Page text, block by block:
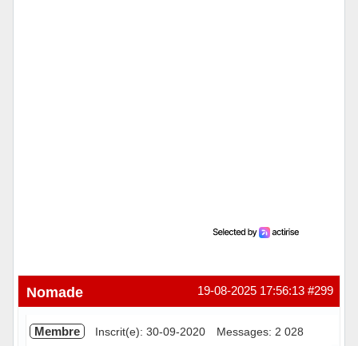
#299
19-08-2025 17:56:13
Nomade
Membre Inscrit(e): 30-09-2020 Messages: 2 028